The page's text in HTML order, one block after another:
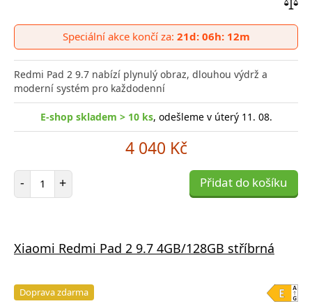
do
Speciální akce končí za: 21d: 06h: 12m
Redmi Pad 2 9.7 nabízí plynulý obraz, dlouhou výdrž a
moderní systém pro každodenní
E-shop skladem > 10 ks, odešleme v úterý 11. 08.
4 040 Kč
- Počet položek
+ Přidat do košíku
Xiaomi Redmi Pad 2 9.7 4GB/128GB stříbrná
Doprava zdarma